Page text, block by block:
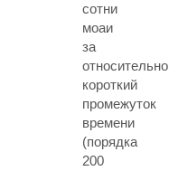
сотни
моаи
за
относительно
короткий
промежуток
времени
(порядка
200